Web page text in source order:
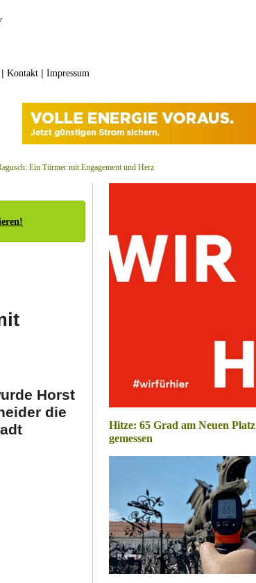
| Kontakt| Impressum
Ein Türmer mit Engagement und Herz
Horst
die
Hitze: 65 Grad am Neuen Platz
gemessen